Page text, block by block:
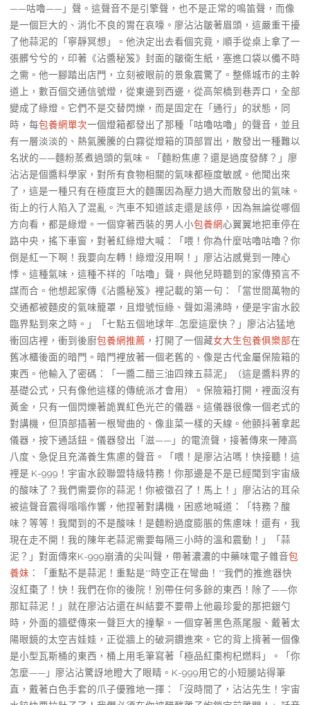
——咕嚕——」聲。這聲音不是引擎聲，也不是正常的鳴笛聲，而像
是一個巨大的、消化不良的胃在哀嚎。廖沾沾皺著眉頭，這嚴重干擾
了他蒜泥的「寧靜冥想」。他決定出去看個究竟，順手從桌上拿了一
張髒兮兮的，印著《沾醬秘笈》封面的皺衛生紙，塞進口袋以備不時
之需。他一腳踏出店門，立刻被眼前的景象震驚了。整條城市的主幹
道上，數百個交通信號燈，從東邊到西邊，從高架橋到巷弄口，全部
變成了綠燈。它們不是交替閃爍，而是固定在「通行」的狀態，同
時，每包養網單次一個燈箱都發出了那種「咕嚕咕嚕」的聲音，並且
有一層淡淡的、熱氣騰騰的白霧從燈箱的頂部冒出，散發出一種難以
名狀的——麵粉蒸煮過頭的氣味。「麵粉焦慮？還是過度發酵？」廖
沾沾是個醬料學家，對所有食物相關的氣味都極度敏感。他聞出來
了，這是一種只有在極度巨大的麵團因為壓力過大而散發出的氣味。
街上的行人陷入了混亂。汽車不知道該走還是該停，因為無論從哪個
方向看，都是綠燈。一個穿著西裝的男人小包養網心翼翼地把車停在
路中央，搖下車窗，對著紅綠燈大喊：「喂！你為什麼咕嚕咕嚕？你
倒是紅一下啊！我要向左轉！綠燈沒用啊！」廖沾沾感覺到一陣心
悸。這種氣味，這種不祥的「咕嚕」聲，與他兒時聽到的家傳預言不
謀而合。他想起家傳《沾醬秘笈》裡記載的第一句：「當世間萬物的
交通都被麵皮的氣味籠罩，且燈號恒綠、聲如湯沸時，便是宇宙水餃
臨界點到來之時。」「七點五個地球年…怎麼這麼快？」廖沾沾猛地
衝回店裡，衝到後廚包養網推薦 ，打開了一個藏女大生包養俱樂部在
舊冰櫃後面的暗門。暗門裡放著一個老舊的、像是古代金屬保險箱的
東西。他輸入了密碼：「一醬二醋三油四辣五蒜泥」（這是醬料界的
基礎公式，只有像他這樣的傳統派才會用）。保險箱打開，裡面沒有
黃金，只有一個閃爍著詭異紅色光芒的儀器。這儀器很像一個老式的
對講機，但頂部插著一根彎曲的、像韭菜一樣的天線。他顫抖著拿起
儀器，按下通話鈕。儀器發出「滋——」的電流聲，接著傳來一陣高
八度、急促且充滿養生焦慮的聲音。「喂！是廖沾沾嗎！快接聽！這
裡是 K-999！宇宙水餃聯盟特級特務！你那邊是不是已經聞到宇宙級
的酸味了？我們需要你的蒜泥！你被徵召了！馬上！」廖沾沾的耳朵
被這聲音震得嗡嗡作響，他捏著對講機，困惑地喊道：「特務？酸
味？等等！我聞到的不是酸味！是麵粉過度膨脹的焦慮味！還有，我
現在走不開！我的陳年老蒜泥需要每隔三小時的溫和震動！」「蒜
泥？」對面傳來K-999崩潰的尖叫聲，帶著濃濃的中藥味電子雜音包
養妹 ：「重點不是蒜泥！重點是**時空正在彎曲！**我們的推進器快
沒紅棗了！快！我們在你的後院！別帶任何多餘的東西！除了——你
那缸蒜泥！」就在廖沾沾還在糾結要不要帶上他最珍愛的那把銀勺
時，外面的牆壁傳來一聲巨大的撞擊。一個穿著黑色燕尾服、戴著太
陽眼鏡的太空吉娃娃，正從牆上的破洞鑽進來。它的背上揹著一個像
是小型瓦斯桶的東西，桶上用毛筆寫著「極品紅棗枸杞燃料」。「你
怎麼——」廖沾沾驚訝地瞪大了眼睛。K-999用它的小短腿站得筆
直，戴著白色手套的爪子優雅地一揮：「沒時間了，沾沾先生！宇宙